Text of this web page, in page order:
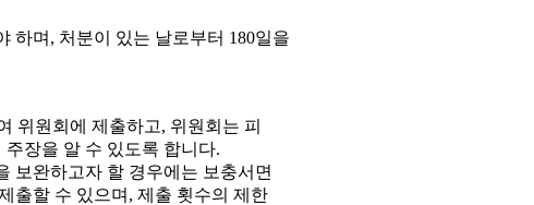
하며, 처분이 있는 날로부터 180일을
위원회에 제출하고, 위원회는 피
장을 알 수 있도록 합니다.
보완하고자 할 경우에는 보충서면
출할 수 있으며, 제출 횟수의 제한